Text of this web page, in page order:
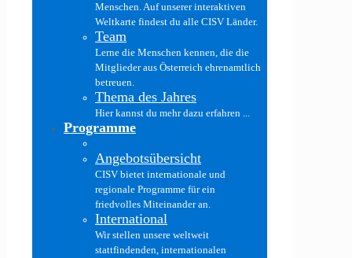
Menschen. Auf unserer interaktiven
Weltkarte findest du alle CISV Länder.
Team
Lerne die Menschen kennen, die die
Mitglieder aus Österreich ehrenamtlich
betreuen.
Thema des Jahres
Hier kannst du mehr dazu erfahren ...
Programme
Angebotsübersicht
CISV bietet internationale und
regionale Programme für ein
friedvolles Miteinander an.
International
Wir stellen unsere weltweit
stattfindenden, internationalen